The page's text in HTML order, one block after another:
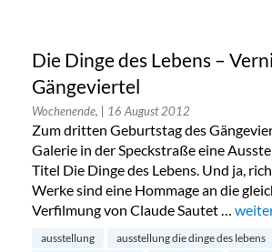
Die Dinge des Lebens –
Gängeviertel
Wochenende, | 16 August 2012
Zum dritten Geburtstag des
Galerie in der Speckstraße eine
Titel Die Dinge des Lebens. Und ja,
Werke sind eine Hommage an die
Verfilmung von Claude Sautet … „Die
ausstellung ausstellung die dinge des lebens